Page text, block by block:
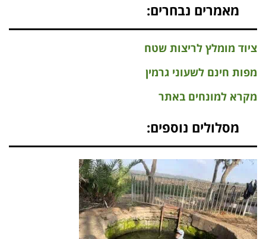
מאמרים נבחרים:
ציוד מומלץ לריצות שטח
מפות חינם לשעוני גרמין
מקרא למונחים באתר
מסלולים נוספים: